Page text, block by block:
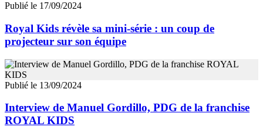
Publié le 17/09/2024
Royal Kids révèle sa mini-série : un coup de
projecteur sur son équipe
Publié le 13/09/2024
Interview de Manuel Gordillo, PDG de la franchise
ROYAL KIDS